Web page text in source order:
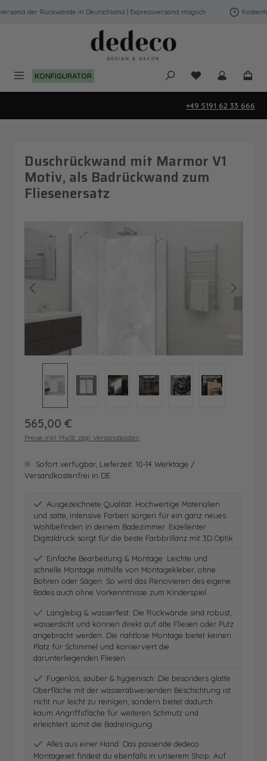
Zum Hauptinhalt springen
der Rückwände in Deutschland | Expressversand möglich
KONFIGURATOR Du hast 0
+49 5191 62 33 666
Duschrückwand mit Marmor V1
Motiv, als Badrückwand zum
Fliesenersatz
Regulärer Preis:
565,00 €
Preise inkl. MwSt. zzgl. Versandkosten
Sofort verfügbar, Lieferzeit: 10-14 Werktage /
Versandkostenfrei in DE
Ausgezeichnete Qualität: Hochwertige Materialien
und satte, intensive Farben sorgen für ein ganz neues
Wohlbefinden in deinem Badezimmer. Exzellenter
Digitaldruck sorgt für die beste Farbbrillanz mit 3D Optik
Einfache Bearbeitung & Montage: Leichte und
schnelle Montage mithilfe von Montagekleber, ohne
Bohren oder Sägen. So wird das Renovieren des eigene
Bades auch ohne Vorkenntnisse zum Kinderspiel.
Langlebig & wasserfest: Die Rückwände sind robust,
wasserdicht und können direkt auf alte Fliesen oder Putz
angebracht werden. Die nahtlose Montage bietet keinen
Platz für Schimmel und konserviert die
darunterliegenden Fliesen
Fugenlos, sauber & hygienisch: Die besonders glatte
Oberfläche mit der wasserabweisenden Beschichtung ist
nicht nur leicht zu reinigen, sondern bietet dadurch
kaum Angriffsfläche für weiteren Schmutz und
erleichtert somit die Badreinigung
Alles aus einer Hand: Das passende dedeco
Montageset findest du ebenfalls in unserem Shop. Auf